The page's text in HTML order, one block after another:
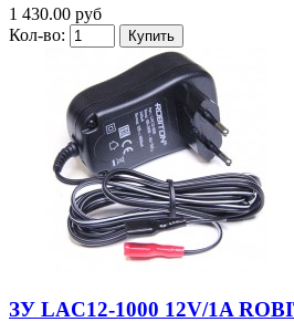
1 430.00 руб
Кол-во:
ЗУ LAC12-1000 12V/1A